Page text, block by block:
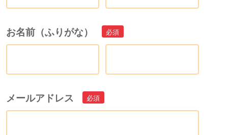
お名前（ふりがな）
メールアドレス